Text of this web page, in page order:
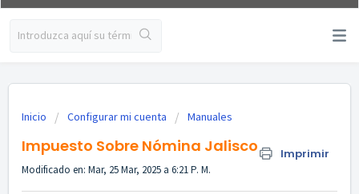
Inicio Configurar mi cuenta Manuales
Impuesto Sobre Nómina Jalisco Imprimir
Modificado en: Mar, 25 Mar, 2025 a 6:21 P. M.